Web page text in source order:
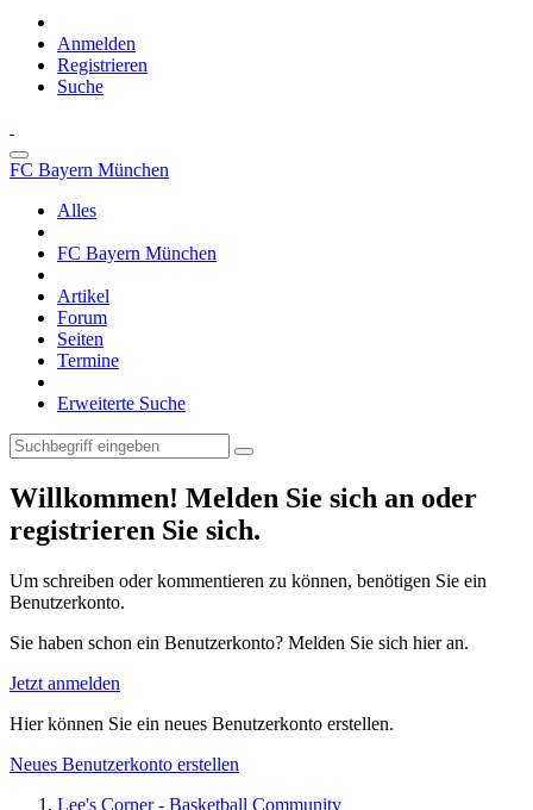
Anmelden
Registrieren
Suche
FC Bayern München
Alles
FC Bayern München
Artikel
Forum
Seiten
Termine
Erweiterte Suche
Willkommen! Melden Sie sich an oder
registrieren Sie sich.
Um schreiben oder kommentieren zu können, benötigen Sie ein
Benutzerkonto.
Sie haben schon ein Benutzerkonto? Melden Sie sich hier an.
Jetzt anmelden
Hier können Sie ein neues Benutzerkonto erstellen.
Neues Benutzerkonto erstellen
Lee's Corner - Basketball Community